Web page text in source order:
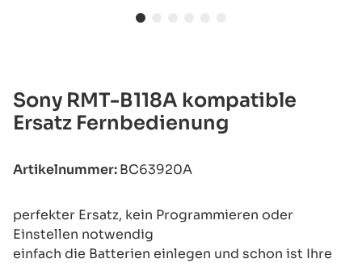
Sony RMT-B118A kompatible
Ersatz Fernbedienung
Artikelnummer:BC63920A
perfekter Ersatz, kein Programmieren oder
Einstellen notwendig
einfach die Batterien einlegen und schon ist Ihre